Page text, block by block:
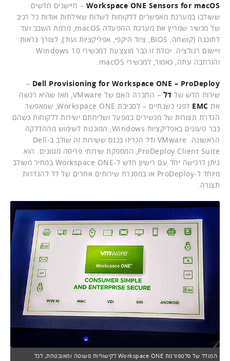
Workspace ONE Sensors for macOS – חיישנים חדשים
ששולבו במערכת מאפשרים ללקוחות לשלוח שאילתות אודות כל רכיב
של מכשיר שמריץ את מערכת ההפעלה macOS, מרמת השבב ועד
לתוכנה (קושחה, BIOS, ציוד היקפי, אפליקציות ועוד), לצורך נראות
ויישום רגולציה. יכולת זו כבר מוצצעת למכשירי Windows 10
והורחבה עתה, כאמור, למכשירי macOS.
Dell Provisioning for Workspace ONE – ProDeploy
–
שירות חדש של דל
– החברה האם של VMware, מאז שהיא רכשה
את EMC
לפני כשנתיים – לסביבת Workspace ONE, שמאפשר
הגדרת תצורות של מכשירים במפעל ושליחתם ישירות ללקוחות כשהם
כבר טעונים באפליקציות Windows, המוכנות לשימוש מההדלקה
הראשונה. VMware ודל הכריזו בכנס ששירות זה שולב ב-Dell
ProDeploy Client Suite, המספקת שירותי פריסה מגוונים. הוא
ניתן לרכישה יחד עם רישיון חדש ל-Workspace ONE במחיר משולב
מיוחד ל-ProDeploy או במסגרת שירותים אחרים של דל להגדרות
תצורה.
המודל של פלטפורמת Workspace ONE לקישוריות פשוטה ומאובטחת, לכל